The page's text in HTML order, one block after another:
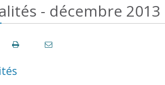
- décembre 2013